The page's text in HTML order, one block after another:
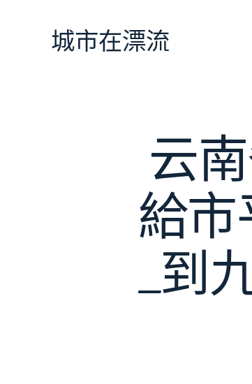
城市在漂流
云
給市
_到